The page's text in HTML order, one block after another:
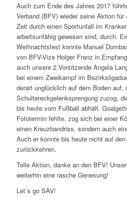
Auch zum Ende des Jahres 2017
Verband (BFV) wieder seine Aktion
Zeit durch einen Sportunfall im
arbeitsunfähig gewesen sind, durch.
Weihnachtsfest konnte Manuel
von BFV-Vize Holger Franz in
auch unsere 2.Vorsitzende Angela
bei einem Zweikampf im
derart unglücklich auf dem Boden auf,
Schultereckgelenksprengung zuzog,
bis heute vom Fußball abhält.
Fototermin fehlte, zog sich bei einer
einen Kreuzbandriss, sondern auch
Auch er konnte bis heute nicht auf
zurückkehren.
Tolle Aktion, danke an den BFV!
weiterhin eine rasche Genesung!
Let´s go SAV!